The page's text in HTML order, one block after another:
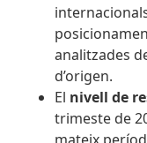
analitzades
d’origen.
El nivell de
trimeste de